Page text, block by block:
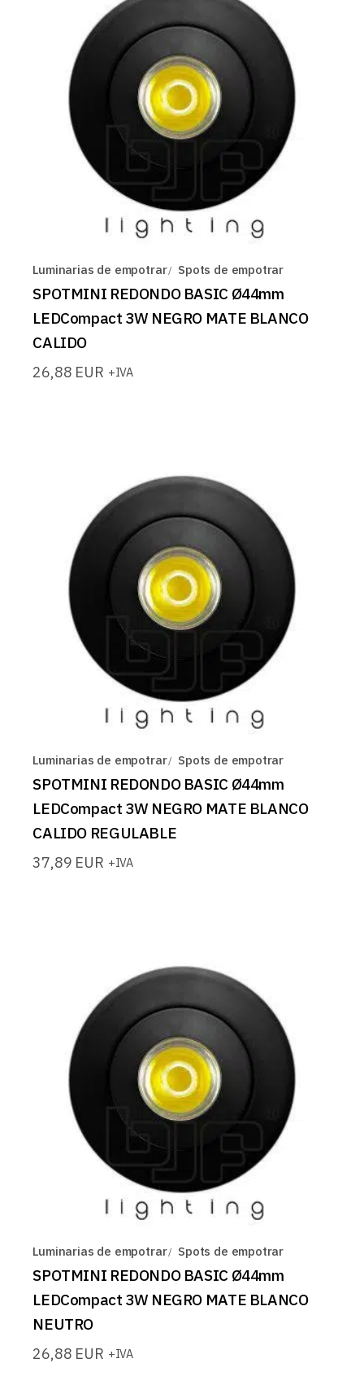
Luminarias de empotrar Spots de empotrar
SPOTMINI REDONDO BASIC Ø44mm
LEDCompact 3W NEGRO MATE BLANCO
CALIDO
26,88 EUR +IVA
Luminarias de empotrar Spots de empotrar
SPOTMINI REDONDO BASIC Ø44mm
LEDCompact 3W NEGRO MATE BLANCO
CALIDO REGULABLE
37,89 EUR +IVA
Luminarias de empotrar Spots de empotrar
SPOTMINI REDONDO BASIC Ø44mm
LEDCompact 3W NEGRO MATE BLANCO
NEUTRO
26,88 EUR +IVA